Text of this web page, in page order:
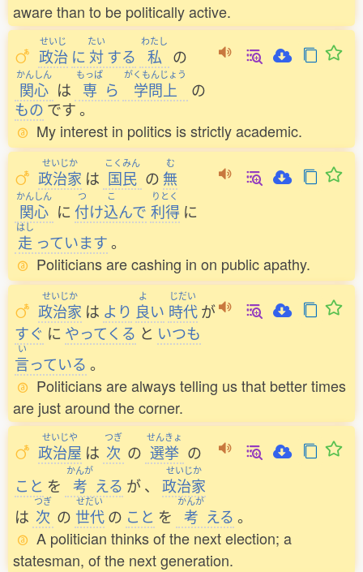
aware than to be politically active.
せいじ
政治 に
たい
対する
わたし
私 の
かんしん
関心 は
もっぱ
専 ら
がくもんじょう
学問上
の
もの です。
My interest in politics is strictly academic.
せいじか
政治家 は
こくみん
国民 の
む
無
かんしん
関心 に
つ
付け
こ
込んで
りとく
利得 に
はし
走 っています。
Politicians are cashing in on public apathy.
せいじか
政治家 は より
よ
良い
じだい
時代 が
すぐ に やってくる と いつも
い
言っている 。
Politicians are always telling us that better times
are just around the corner.
せいじや
政治屋 は
つぎ
次 の
せんきょ
選挙 の
こと を
かんが
考 える が、
せいじか
政治家
は
つぎ
次 の
せだい
世代 の こと を
かんが
考 える 。
A politician thinks of the next election; a
statesman, of the next generation.